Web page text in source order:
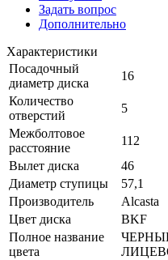
Задать вопрос
Дополнительно
Характеристики
Посадочный
диаметр диска
16
Количество
отверстий
5
Межболтовое
расстояние
112
Вылет диска
46
Диаметр ступицы
57,1
Производитель
Alcasta
Цвет диска
BKF
Полное название
цвета